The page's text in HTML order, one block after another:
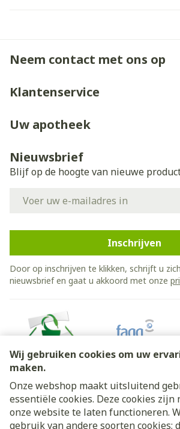
Wij gebruiken cookies om uw
maken.
Onze webshop maakt uitsluitend
essentiële cookies. Deze cookies zijn
onze website te laten functioneren.
gebruik van andere soorten cookies;
Neem contact met ons op
Klantenservice
Uw apotheek
Nieuwsbrief
Blijf op de hoogte van nieuwe
Inschrijven
Door op inschrijven te klikken, schrijft u
nieuwsbrief en gaat u akkoord met onze
Juridische links